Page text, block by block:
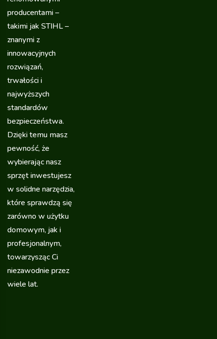
producentami –
takimi jak STIHL –
znanymi z
innowacyjnych
rozwiązań,
trwałości i
najwyższych
standardów
bezpieczeństwa.
Dzięki temu masz
pewność, że
wybierając nasz
sprzęt inwestujesz
w solidne narzędzia,
które sprawdzą się
zarówno w użytku
domowym, jak i
profesjonalnym,
towarzysząc Ci
niezawodnie przez
wiele lat.